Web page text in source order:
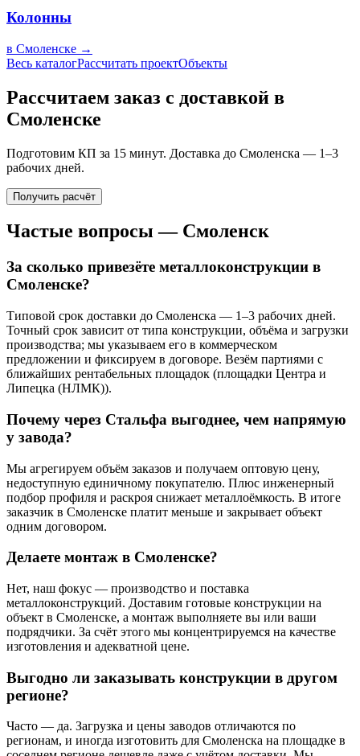
Колонны
в Смоленске →
Весь каталогРассчитать проектОбъекты
Рассчитаем заказ с доставкой в
Смоленске
Подготовим КП за 15 минут. Доставка до Смоленска — 1–3
рабочих дней.
Получить расчёт
Частые вопросы — Смоленск
За сколько привезёте металлоконструкции в
Смоленске?
Типовой срок доставки до Смоленска — 1–3 рабочих дней.
Точный срок зависит от типа конструкции, объёма и загрузки
производства; мы указываем его в коммерческом
предложении и фиксируем в договоре. Везём партиями с
ближайших рентабельных площадок (площадки Центра и
Липецка (НЛМК)).
Почему через Стальфа выгоднее, чем напрямую
у завода?
Мы агрегируем объём заказов и получаем оптовую цену,
недоступную единичному покупателю. Плюс инженерный
подбор профиля и раскроя снижает металлоёмкость. В итоге
заказчик в Смоленске платит меньше и закрывает объект
одним договором.
Делаете монтаж в Смоленске?
Нет, наш фокус — производство и поставка
металлоконструкций. Доставим готовые конструкции на
объект в Смоленске, а монтаж выполняете вы или ваши
подрядчики. За счёт этого мы концентрируемся на качестве
изготовления и адекватной цене.
Выгодно ли заказывать конструкции в другом
регионе?
Часто — да. Загрузка и цены заводов отличаются по
регионам, и иногда изготовить для Смоленска на площадке в